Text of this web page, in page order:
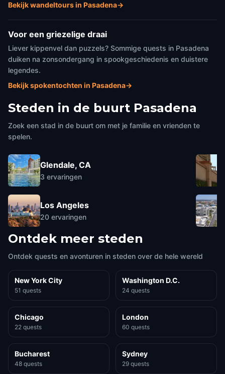
Bekijk wandeltours in Pasadena→
Voor een griezelige draai
Liever kippenvel dan puzzels? Sommige quests in Pasadena
duiken na zonsondergang in spookgeschiedenis en duistere
legendes.
Bekijk spokentochten in Pasadena→
Steden in de buurt Pasadena
Zoek een stad in de buurt om met je familie en vrienden te
spelen.
Glendale, CA
3 ervaringen
Los Angeles
20 ervaringen
Ontdek meer steden
Ontdek quests en avonturen in steden over de hele wereld
New York City
51 quests
Washington D.C.
24 quests
Chicago
22 quests
London
60 quests
Bucharest
48 quests
Sydney
29 quests